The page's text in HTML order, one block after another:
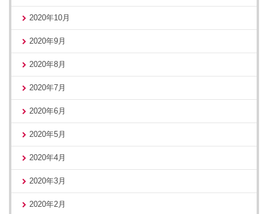
2020年10月
2020年9月
2020年8月
2020年7月
2020年6月
2020年5月
2020年4月
2020年3月
2020年2月